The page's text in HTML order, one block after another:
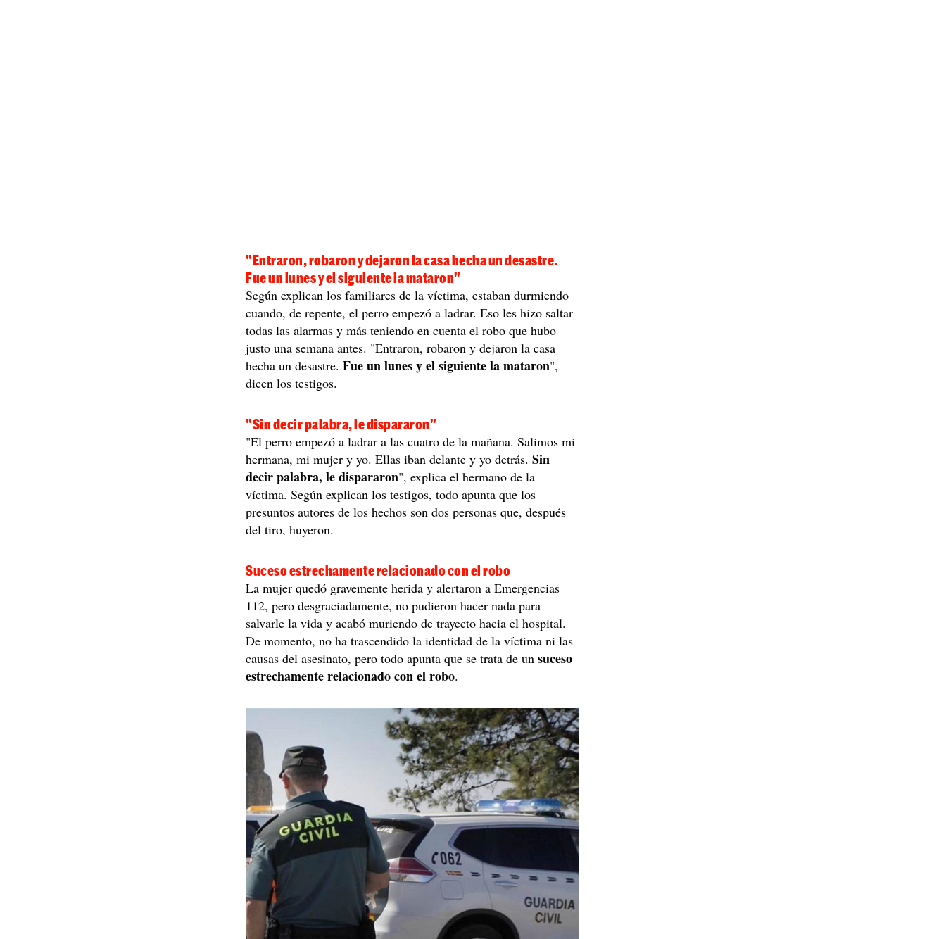
"Entraron, robaron y dejaron la casa hecha un desastre.
Fue un lunes y el siguiente la mataron"
Según explican los familiares de la víctima, estaban durmiendo
cuando, de repente, el perro empezó a ladrar. Eso les hizo saltar
todas las alarmas y más teniendo en cuenta el robo que hubo
justo una semana antes. "Entraron, robaron y dejaron la casa
hecha un desastre.Fue un lunes y el siguiente la mataron",
dicen los testigos.
"Sin decir palabra, le dispararon"
"El perro empezó a ladrar a las cuatro de la mañana. Salimos mi
hermana, mi mujer y yo. Ellas iban delante y yo detrás.Sin
decir palabra, le dispararon", explica el hermano de la
víctima. Según explican los testigos, todo apunta que los
presuntos autores de los hechos son dos personas que, después
del tiro, huyeron.
Suceso estrechamente relacionado con el robo
La mujer quedó gravemente herida y alertaron a Emergencias
112, pero desgraciadamente, no pudieron hacer nada para
salvarle la vida y acabó muriendo de trayecto hacia el hospital.
De momento, no ha trascendido la identidad de la víctima ni las
causas del asesinato, pero todo apunta que se trata de unsuceso
estrechamente relacionado con el robo.